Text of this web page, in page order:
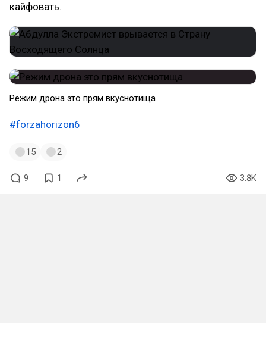
кайфовать.
Режим дрона это прям вкуснотища
#forzahorizon6
15 2
9 1 3.8K